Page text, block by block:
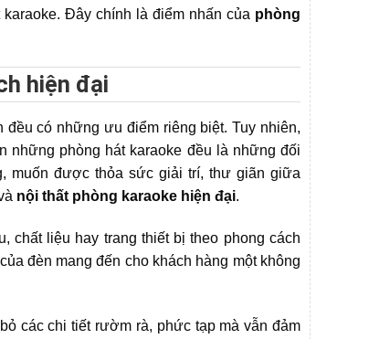
Đây chính là điểm nhấn của phòng
hiện đại
có những ưu điểm riêng biệt. Tuy nhiên,
những phòng hát karaoke đều là những đối
muốn được thỏa sức giải trí, thư giãn giữa
nội thất phòng karaoke hiện đại.
chất liệu hay trang thiết bị theo phong cách
đèn mang đến cho khách hàng một không
các chi tiết rườm rà, phức tạp mà vẫn đảm